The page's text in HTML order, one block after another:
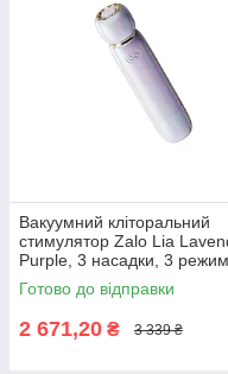
Вакуумний кліторальний
стимулятор Zalo Lia
Purple, 3 насадки, 3
різна інтенсивність
Готово до відправки
2 671,20 ₴ 3 339 ₴